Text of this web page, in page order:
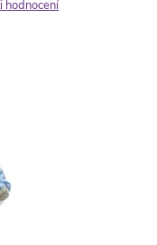
hodnocení